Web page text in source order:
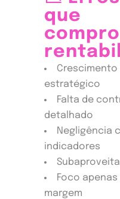
que
estratégico
Falta de
detalhado
Negligência
indicadores
Foco
margem